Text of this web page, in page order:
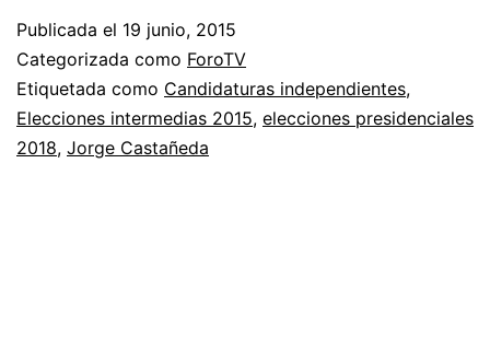
Publicada el 19 junio, 2015
Categorizada como ForoTV
Etiquetada como Candidaturas independientes,
Elecciones intermedias 2015, elecciones presidenciales
2018, Jorge Castañeda